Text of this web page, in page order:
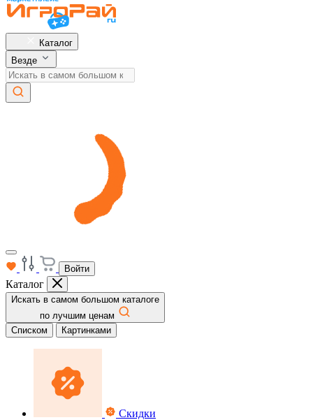
Каталог
Везде
Войти
Каталог
Искать в самом большом каталоге
по лучшим ценам
Списком
Картинками
Скидки